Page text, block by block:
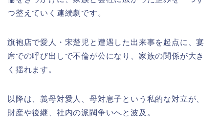
つ整えていく連続劇です。
旗袍店で愛人・宋楚児と遭遇した出来事を起点に、宴
席での呼び出しで不倫が公になり、家族の関係が大き
く揺れます。
以降は、義母対愛人、母対息子という私的な対立が、
財産や後継、社内の派閥争いへと波及。